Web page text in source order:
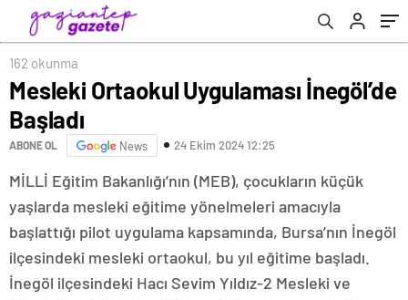
162 okunma
Mesleki Ortaokul Uygulaması İnegöl’de
Başladı
ABONE OL News 24 Ekim 2024 12:25
MİLLİ Eğitim Bakanlığı’nın (MEB), çocukların küçük
yaşlarda mesleki eğitime yönelmeleri amacıyla
başlattığı pilot uygulama kapsamında, Bursa’nın İnegöl
ilçesindeki mesleki ortaokul, bu yıl eğitime başladı.
İnegöl ilçesindeki Hacı Sevim Yıldız-2 Mesleki ve